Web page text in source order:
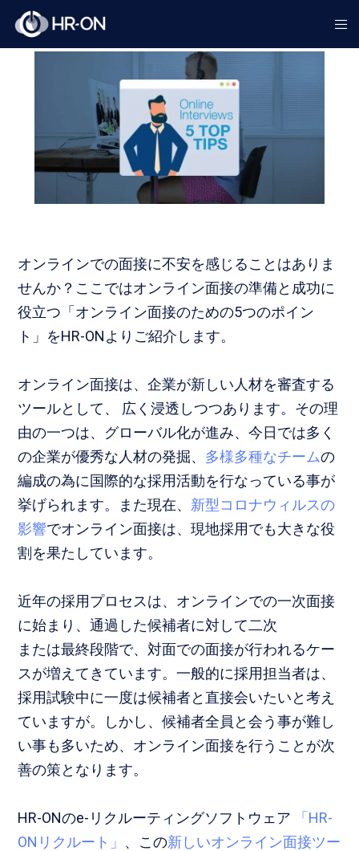
オンラインでの面接に不安を感じることはありま
せんか？ここではオンライン面接の準備と成功に
役立つ「オンライン面接のための5つのポイン
ト」をHR-ONよりご紹介します。
オンライン面接は、企業が新しい人材を審査する
ツールとして、 広く浸透しつつあります。その理
由の一つは、グローバル化が進み、今日では多く
の企業が優秀な人材の発掘、 多様多種なチームの
編成の為に国際的な採用活動を行なっている事が
挙げられます。
また現在、 新型コロナウィルスの
影響でオンライン面接は、現地採用でも大きな役
割を果たしています。
近年の採用プロセスは、オンラインでの一次面接
に始まり、通過した候補者に対して二次
または最終段階で、対面での面接が行われるケー
スが増えてきています。一般的に採用担当者は、
採用試験中に一度は候補者と直接会いたいと考え
ていますが。しかし、候補者全員と会う事が難し
い事も多いため、オンライン面接を行うことが次
善の策となります。
HR-ONのe-リクルーティングソフトウェア
「HR-
ONリクルート」 、この新しいオンライン面接ツー